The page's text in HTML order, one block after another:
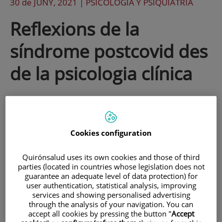
Reflexions de la
síndrome postcovid des
de la psicologia clínica
Hem hagut d'afrontar una situació nova,
incerta, preocupant que ens ha
confrontat amb emocions com la por, la
ràbia, la impotència, la incertesa i el
sofriment, al mateix temps que hem
viscut situacions traumàtiques com la
mort, l'aïllament, la privació de llibertat,
Cookies configuration
Quirónsalud uses its own cookies and those of third
parties (located in countries whose legislation does not
guarantee an adequate level of data protection) for
user authentication, statistical analysis, improving
services and showing personalised advertising
through the analysis of your navigation. You can
accept all cookies by pressing the button "Accept